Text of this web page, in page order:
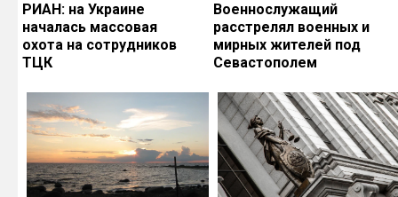
РИАН: на Украине
началась массовая
охота на сотрудников
ТЦК
Военнослужащий
расстрелял военных и
мирных жителей под
Севастополем